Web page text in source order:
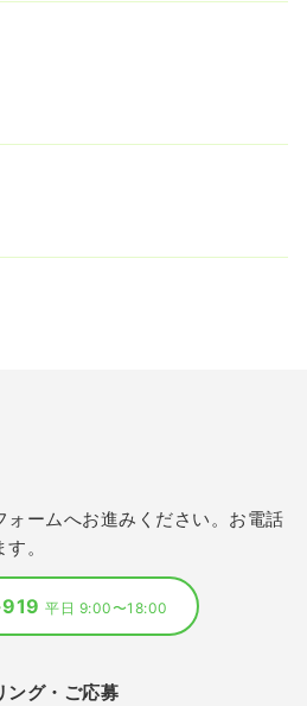
ォームへお進みください。お電話
。
919平日 9:00〜18:00
ング・ご応募